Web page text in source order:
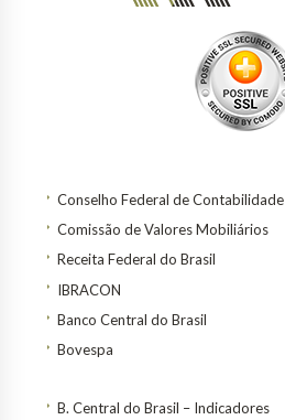
Conselho Federal de Contabilidade
Comissão de Valores Mobiliários
Receita Federal do Brasil
IBRACON
Banco Central do Brasil
Bovespa
B. Central do Brasil – Indicadores